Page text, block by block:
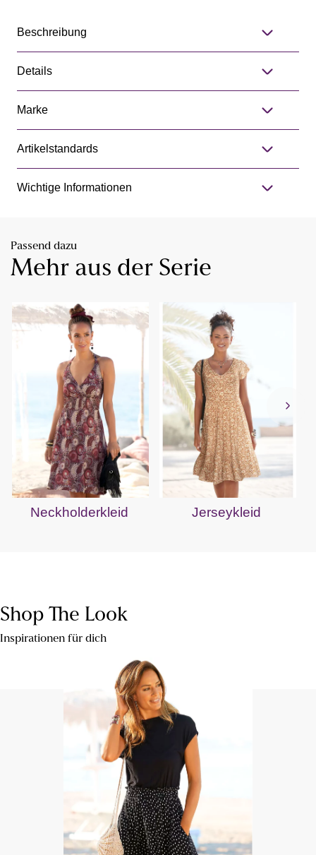
Beschreibung
Details
Marke
Artikelstandards
Wichtige Informationen
Passend dazu
Mehr aus der Serie
Neckholderkleid Jerseykleid
Shop The Look
Inspirationen für dich